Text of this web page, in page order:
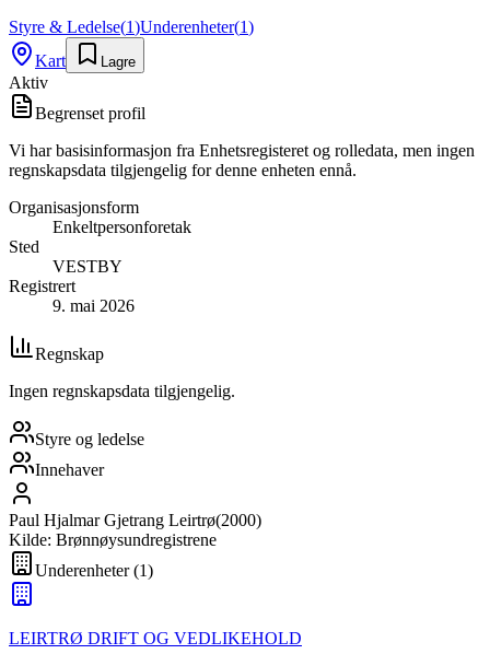
Styre & Ledelse(1)Underenheter(1)
Kart
Lagre
Aktiv
Begrenset profil
Vi har basisinformasjon fra Enhetsregisteret og rolledata, men ingen
regnskapsdata tilgjengelig for denne enheten ennå.
Organisasjonsform
Enkeltpersonforetak
Sted
VESTBY
Registrert
9. mai 2026
Regnskap
Ingen regnskapsdata tilgjengelig.
Styre og ledelse
Innehaver
Paul Hjalmar Gjetrang Leirtrø(2000)
Kilde: Brønnøysundregistrene
Underenheter(1)
LEIRTRØ DRIFT OG VEDLIKEHOLD